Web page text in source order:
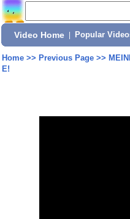
Video Home Popular
Home>> Previous Page>>
E!